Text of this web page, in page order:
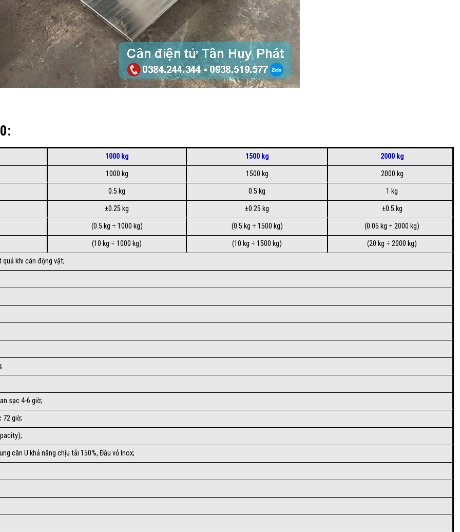
1000 kg 1500 kg
2000 kg
1000 kg
1500 kg
2000 kg
0.5 kg
0.5 kg
1 kg
±0.25 kg
±0.25 kg
±0.5 kg
(0.5 kg ÷ 1000 kg)
(0.5 kg ÷ 1500 kg)
(0.05 kg ÷ 2000 kg)
(10 kg ÷ 1000 kg)
(10 kg ÷ 1500 kg)
(20 kg ÷ 2000 kg)
khi cân động vật;
sạc 4-6 giờ;
72 giờ;
cân U khả năng chịu tải 150%, Đầu vỏ Inox;